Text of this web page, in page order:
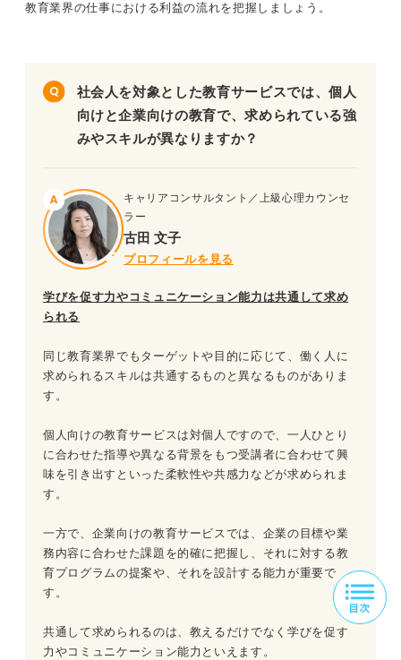
教育業界の仕事における利益の流れを把握しましょう。
社会人を対象とした教育サービスでは、個人
向けと企業向けの教育で、求められている強
みやスキルが異なりますか？
キャリアコンサルタント／上級心理カウンセ
ラー
古田 文子
プロフィールを見る
学びを促す力やコミュニケーション能力は共通して求め
られる
同じ教育業界でもターゲットや目的に応じて、働く人に
求められるスキルは共通するものと異なるものがありま
す。
個人向けの教育サービスは対個人ですので、一人ひとり
に合わせた指導や異なる背景をもつ受講者に合わせて興
味を引き出すといった柔軟性や共感力などが求められま
す。
一方で、企業向けの教育サービスでは、企業の目標や業
務内容に合わせた課題を的確に把握し、それに対する教
育プログラムの提案や、それを設計する能力が重要で
す。
共通して求められるのは、教えるだけでなく学びを促す
力やコミュニケーション能力といえます。